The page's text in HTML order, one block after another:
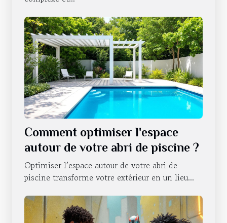
Comment optimiser l'espace
autour de votre abri de piscine ?
Optimiser l’espace autour de votre abri de
piscine transforme votre extérieur en un lieu...